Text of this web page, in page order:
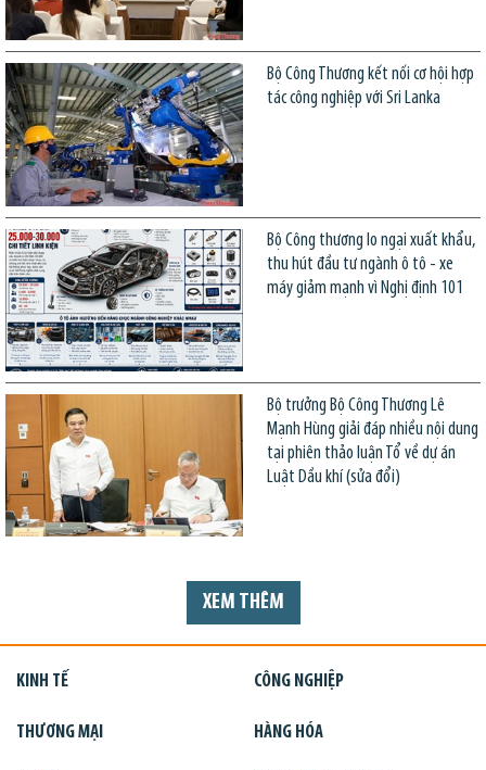
Bộ Công Thương kết nối cơ hội hợp
tác công nghiệp với Sri Lanka
Bộ Công thương lo ngại xuất khẩu,
thu hút đầu tư ngành ô tô - xe
máy giảm mạnh vì Nghị định 101
Bộ trưởng Bộ Công Thương Lê
Mạnh Hùng giải đáp nhiều nội dung
tại phiên thảo luận Tổ về dự án
Luật Dầu khí (sửa đổi)
XEM THÊM
KINH TẾ CÔNG NGHIỆP
THƯƠNG MẠI HÀNG HÓA